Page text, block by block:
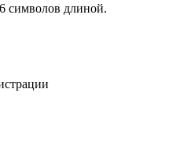
символов длиной.